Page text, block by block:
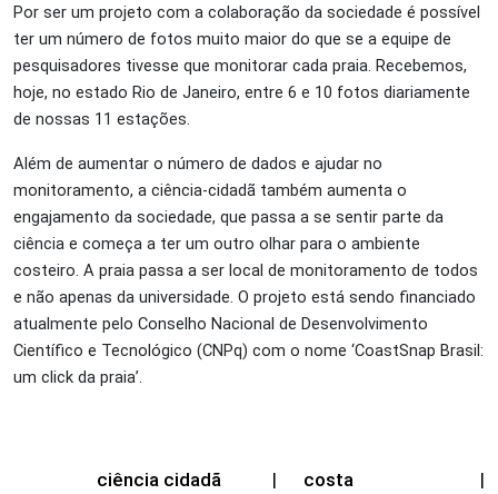
Por ser um projeto com a colaboração da sociedade é possível
ter um número de fotos muito maior do que se a equipe de
pesquisadores tivesse que monitorar cada praia. Recebemos,
hoje, no estado Rio de Janeiro, entre 6 e 10 fotos diariamente
de nossas 11 estações.
Além de aumentar o número de dados e ajudar no
monitoramento, a ciência-cidadã também aumenta o
engajamento da sociedade, que passa a se sentir parte da
ciência e começa a ter um outro olhar para o ambiente
costeiro. A praia passa a ser local de monitoramento de todos
e não apenas da universidade. O projeto está sendo financiado
atualmente pelo Conselho Nacional de Desenvolvimento
Científico e Tecnológico (CNPq) com o nome ‘CoastSnap Brasil:
um click da praia’.
ciência cidadã | costa
|